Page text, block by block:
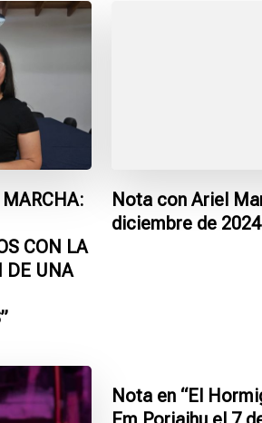
CON LA
DE UNA
Nota con Ariel
diciembre de 2024
Nota en “El